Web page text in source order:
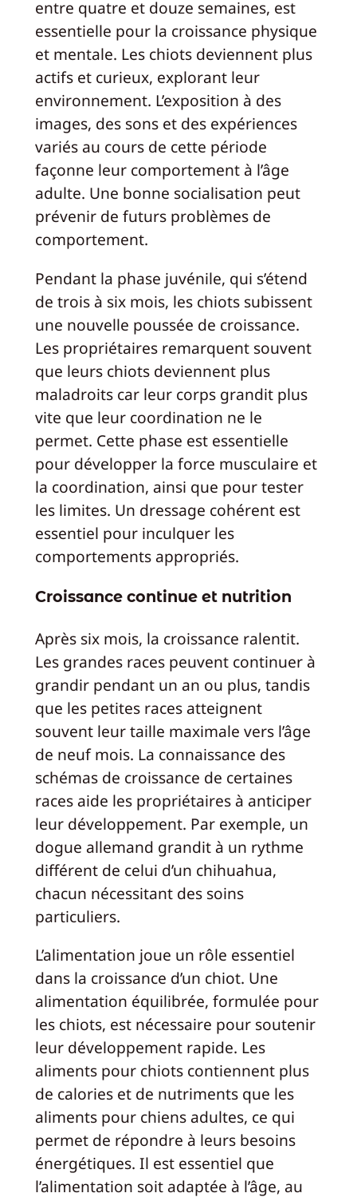
entre quatre et douze semaines, est
essentielle pour la croissance physique
et mentale. Les chiots deviennent plus
actifs et curieux, explorant leur
environnement. L’exposition à des
images, des sons et des expériences
variés au cours de cette période
façonne leur comportement à l’âge
adulte. Une bonne socialisation peut
prévenir de futurs problèmes de
comportement.
Pendant la phase juvénile, qui s’étend
de trois à six mois, les chiots subissent
une nouvelle poussée de croissance.
Les propriétaires remarquent souvent
que leurs chiots deviennent plus
maladroits car leur corps grandit plus
vite que leur coordination ne le
permet. Cette phase est essentielle
pour développer la force musculaire et
la coordination, ainsi que pour tester
les limites. Un dressage cohérent est
essentiel pour inculquer les
comportements appropriés.
Croissance continue et nutrition
Après six mois, la croissance ralentit.
Les grandes races peuvent continuer à
grandir pendant un an ou plus, tandis
que les petites races atteignent
souvent leur taille maximale vers l’âge
de neuf mois. La connaissance des
schémas de croissance de certaines
races aide les propriétaires à anticiper
leur développement. Par exemple, un
dogue allemand grandit à un rythme
différent de celui d’un chihuahua,
chacun nécessitant des soins
particuliers.
L’alimentation joue un rôle essentiel
dans la croissance d’un chiot. Une
alimentation équilibrée, formulée pour
les chiots, est nécessaire pour soutenir
leur développement rapide. Les
aliments pour chiots contiennent plus
de calories et de nutriments que les
aliments pour chiens adultes, ce qui
permet de répondre à leurs besoins
énergétiques. Il est essentiel que
l’alimentation soit adaptée à l’âge, au